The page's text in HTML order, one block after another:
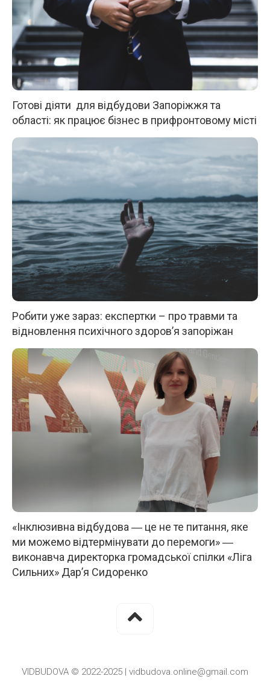
Готові діяти для відбудови Запоріжжя та
області: як працює бізнес в прифронтовому місті
Робити уже зараз: експертки – про травми та
відновлення психічного здоров’я запоріжан
«Інклюзивна відбудова ― це не те питання, яке
ми можемо відтермінувати до перемоги» ―
виконавча директорка громадської спілки «Ліга
Сильних» Дар’я Сидоренко
VIDBUDOVA © 2022-2025 | vidbudova.online@gmail.com